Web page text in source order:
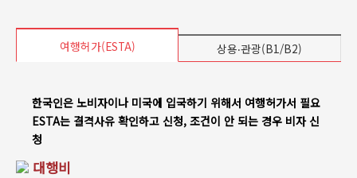
여행허가(ESTA) 상용‧관광(B1/B2)
한국인은 노비자이나 미국에 입국하기 위해서 여행허가서 필요
ESTA는 결격사유 확인하고 신청, 조건이 안 되는 경우 비자 신
청
대행비